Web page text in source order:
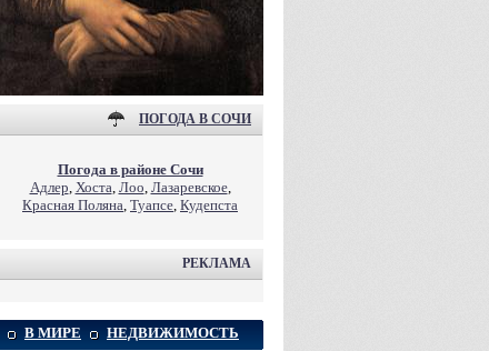
ПОГОДА В СОЧИ
Погода в районе Сочи
Адлер, Хоста, Лоо, Лазаревское,
Красная Поляна, Туапсе, Кудепста
РЕКЛАМА
В МИРЕ НЕДВИЖИМОСТЬ